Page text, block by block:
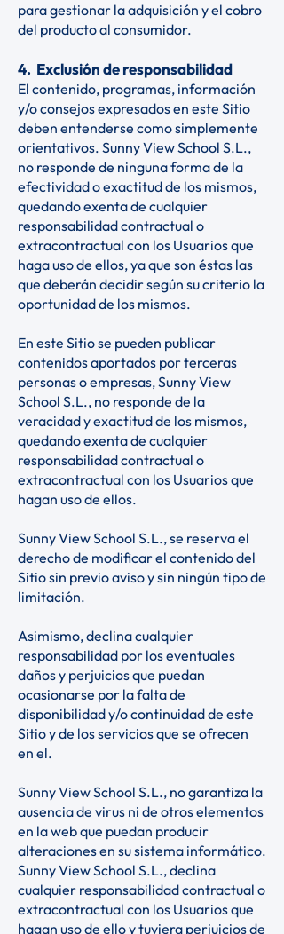
para gestionar la adquisición y el cobro
del producto al consumidor.
4. Exclusión de responsabilidad
El contenido, programas, información
y/o consejos expresados en este Sitio
deben entenderse como simplemente
orientativos. Sunny View School S.L.,
no responde de ninguna forma de la
efectividad o exactitud de los mismos,
quedando exenta de cualquier
responsabilidad contractual o
extracontractual con los Usuarios que
haga uso de ellos, ya que son éstas las
que deberán decidir según su criterio la
oportunidad de los mismos.
En este Sitio se pueden publicar
contenidos aportados por terceras
personas o empresas, Sunny View
School S.L., no responde de la
veracidad y exactitud de los mismos,
quedando exenta de cualquier
responsabilidad contractual o
extracontractual con los Usuarios que
hagan uso de ellos.
Sunny View School S.L., se reserva el
derecho de modificar el contenido del
Sitio sin previo aviso y sin ningún tipo de
limitación.
Asimismo, declina cualquier
responsabilidad por los eventuales
daños y perjuicios que puedan
ocasionarse por la falta de
disponibilidad y/o continuidad de este
Sitio y de los servicios que se ofrecen
en el.
Sunny View School S.L., no garantiza la
ausencia de virus ni de otros elementos
en la web que puedan producir
alteraciones en su sistema informático.
Sunny View School S.L., declina
cualquier responsabilidad contractual o
extracontractual con los Usuarios que
hagan uso de ello y tuviera perjuicios de